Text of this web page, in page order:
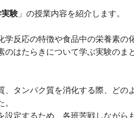
験 」の授業内容を紹介します。
学反応の特徴や食品中の栄養素の
はたらきについて学ぶ実験のま
、タンパク質を消化する際、どの
定するため、各班苦戦しながら